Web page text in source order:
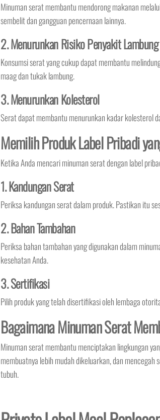
Minuman serat membantu mendorong makanan
sembelit dan gangguan pencernaan lainnya.
2. Menurunkan Risiko Penyakit Lambung
Konsumsi serat yang cukup dapat membantu
maag dan tukak lambung.
3. Menurunkan Kolesterol
Serat dapat membantu menurunkan kadar kolesterol
Memilih Produk Label Pribadi
Ketika Anda mencari minuman serat dengan label
1. Kandungan Serat
Periksa kandungan serat dalam produk. Pastikan itu
2. Bahan Tambahan
Periksa bahan tambahan yang digunakan dalam
kesehatan Anda.
3. Sertifikasi
Pilih produk yang telah disertifikasi oleh lembaga
Bagaimana Minuman Serat
Minuman serat membantu menciptakan lingkungan
membuatnya lebih mudah dikeluarkan, dan
tubuh.